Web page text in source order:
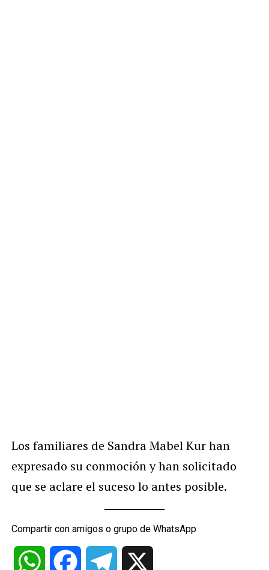
Los familiares de Sandra Mabel Kur han
expresado su conmoción y han solicitado
que se aclare el suceso lo antes posible.
Compartir con amigos o grupo de WhatsApp
WhatsApp Facebook Telegram